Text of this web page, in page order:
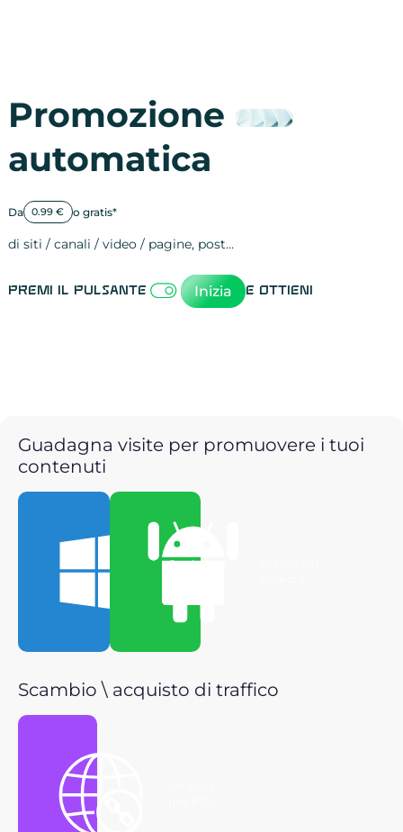
Promozione
automatica
Da 0.99 € o gratis*
di siti / canali / video / pagine, post…
Premi il pulsante Inizia e ottieni
Guadagna visite per promuovere i tuoi
contenuti
Scarica per
Scambio \ acquisto di traffico